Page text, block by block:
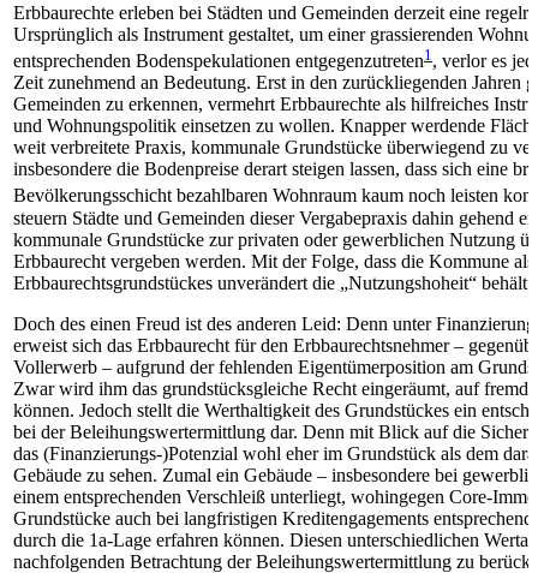
Erbbaurechte erleben bei Städten und Gemeinden derzeit eine
Ursprünglich als Instrument gestaltet, um einer grassierenden
entsprechenden Bodenspekulationen entgegenzutreten1 , verlor es
Zeit zunehmend an Bedeutung. Erst in den zurückliegenden Jahren
Gemeinden zu erkennen, vermehrt Erbbaurechte als hilfreiches
und Wohnungspolitik einsetzen zu wollen. Knapper werdende
weit verbreitete Praxis, kommunale Grundstücke überwiegend zu
insbesondere die Bodenpreise derart steigen lassen, dass sich eine
Bevölkerungsschicht bezahlbaren Wohnraum kaum noch leisten
steuern Städte und Gemeinden dieser Vergabepraxis dahin gehend
kommunale Grundstücke zur privaten oder gewerblichen Nutzung
Erbbaurecht vergeben werden. Mit der Folge, dass die Kommune
Erbbaurechtsgrundstückes unverändert die „Nutzungshoheit“ behält.
Doch des einen Freud ist des anderen Leid: Denn unter
erweist sich das Erbbaurecht für den Erbbaurechtsnehmer –
Vollerwerb – aufgrund der fehlenden Eigentümerposition am
Zwar wird ihm das grundstücksgleiche Recht eingeräumt, auf
können. Jedoch stellt die Werthaltigkeit des Grundstückes ein
bei der Beleihungswertermittlung dar. Denn mit Blick auf die
das (Finanzierungs-)Potenzial wohl eher im Grundstück als dem
Gebäude zu sehen. Zumal ein Gebäude – insbesondere bei
einem entsprechenden Verschleiß unterliegt, wohingegen Core-
Grundstücke auch bei langfristigen Kreditengagements
durch die 1a-Lage erfahren können. Diesen unterschiedlichen
nachfolgenden Betrachtung der Beleihungswertermittlung zu